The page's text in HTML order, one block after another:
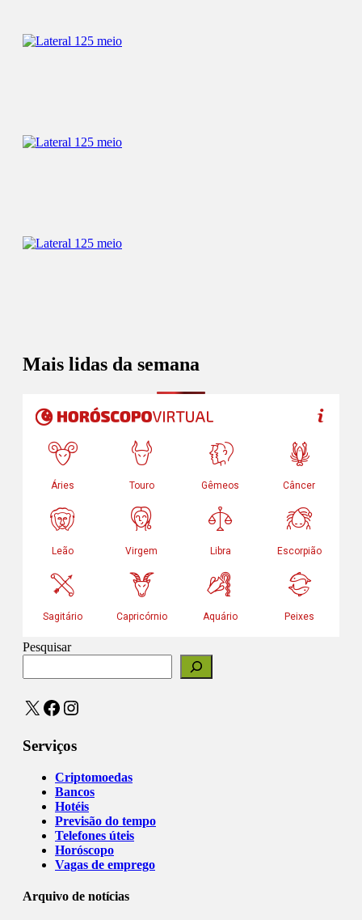
Mais lidas da semana
Pesquisar
X Facebook
Instagram
Serviços
Criptomoedas
Bancos
Hotéis
Previsão do tempo
Telefones úteis
Horóscopo
Vagas de emprego
Arquivo de notícias